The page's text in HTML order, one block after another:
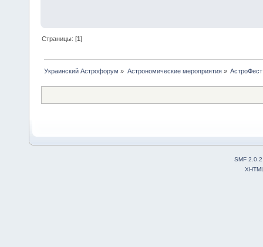
Страницы: [1]
Украинский Астрофорум » Астрономические мероприятия» АстроФест
SMF 2.0.2